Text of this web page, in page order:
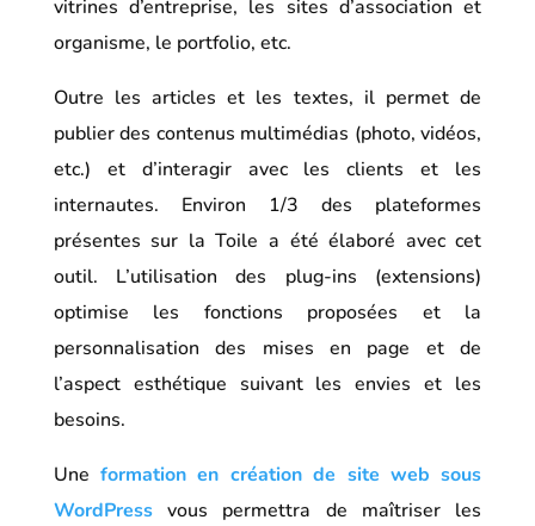
vitrines d’entreprise, les sites d’association et
organisme, le portfolio, etc.
Outre les articles et les textes, il permet de
publier des contenus multimédias (photo, vidéos,
etc.) et d’interagir avec les clients et les
internautes. Environ 1/3 des plateformes
présentes sur la Toile a été élaboré avec cet
outil. L’utilisation des plug-ins (extensions)
optimise les fonctions proposées et la
personnalisation des mises en page et de
l’aspect esthétique suivant les envies et les
besoins.
Uneformation en création de site web sous
WordPressvous permettra de maîtriser les